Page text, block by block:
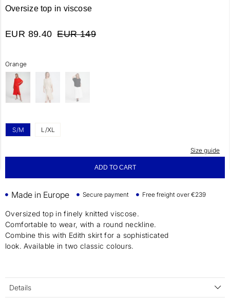
Oversize top in viscose
EUR 89.40 EUR 149
Orange
S/M L/XL
Size guide
ADD TO CART
Made in Europe Secure payment Free freight over €239
Oversized top in finely knitted viscose.
Comfortable to wear, with a round neckline.
Combine this with Edith skirt for a sophisticated
look. Available in two classic colours.
Details